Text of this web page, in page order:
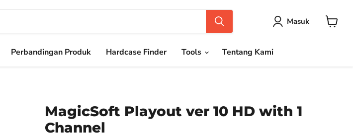
Masuk
Perbandingan Produk Hardcase Finder Tools Tentang Kami
MagicSoft Playout ver 10 HD with 1
Channel